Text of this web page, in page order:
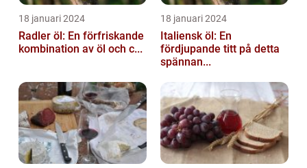
18 januari 2024
Radler öl: En förfriskande
kombination av öl och c...
18 januari 2024
Italiensk öl: En
fördjupande titt på detta
spännan...